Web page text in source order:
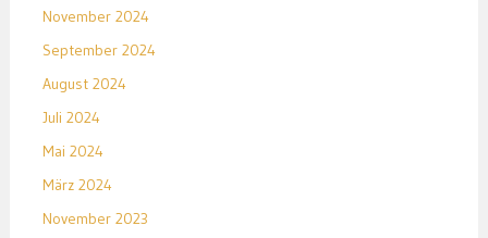
November 2024
September 2024
August 2024
Juli 2024
Mai 2024
März 2024
November 2023